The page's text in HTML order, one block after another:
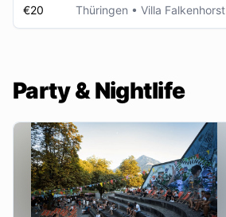
€20 Thüringen • Villa Falkenhorst
Party & Nightlife